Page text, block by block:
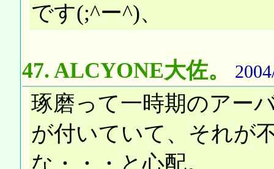
です(;^ー^)、
47. ALCYONE大佐。
琢磨って一時期のアー
が付いていて、それが
な・・・と心配。